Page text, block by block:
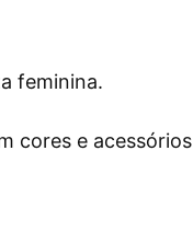
feminina.
cores e acessórios